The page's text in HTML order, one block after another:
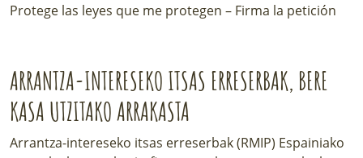
Protege las leyes que me protegen – Firma la petición
ARRANTZA-INTERESEKO ITSAS ERRESERBAK, BERE
KASA UTZITAKO ARRAKASTA
Arrantza-intereseko itsas erreserbak (RMIP) Espainiako